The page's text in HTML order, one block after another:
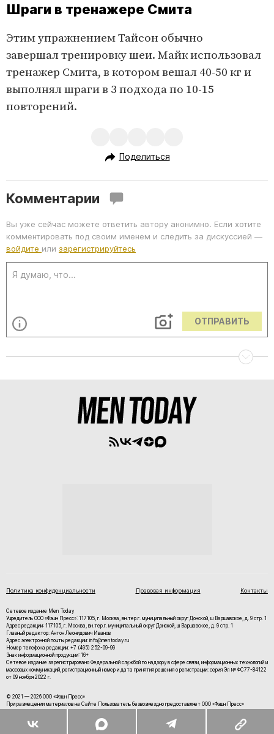
Шраги в тренажере Смита
Этим упражнением Тайсон обычно
завершал тренировку шеи. Майк использовал
тренажер Смита, в котором вешал 40-50 кг и
выполнял шраги в 3 подхода по 10-15
повторений.
Поделиться
Комментарии
Вы уже сейчас можете ответить автору анонимно. Если хотите
комментировать под своим именем и следить за дискуссией —
войдите или зарегистрируйтесь
ОТПРАВИТЬ
Политика конфиденциальности Правовая информация Контакты
Сетевое издание Men Today
Учредитель ООО «Фэшн Пресс»: 117105, г. Москва, вн.тер.г. муниципальный округ Донской, ш Варшавское, д. 9 стр. 1
Адрес редакции: 117105, г. Москва, вн.тер.г. муниципальный округ Донской, ш Варшавское, д. 9 стр. 1
Главный редактор: Антон Леонидович Иванов
Адрес электронной почты редакции: info@mentoday.ru
Номер телефона редакции: +7 (495) 252-09-99
Знак информационной продукции: 16+
Cетевое издание зарегистрировано Федеральной службой по надзору в сфере связи, информационных технологий и
массовых коммуникаций, регистрационный номер и дата принятия решения о регистрации: серия Эл № ФС77-84122
от 09 ноября 2022 г.
© 2021 — 2026 ООО «Фэшн Пресс»
При размещении материалов на Сайте Пользователь безвозмездно предоставляет ООО «Фэшн Пресс»
произведений, а также на демонстрацию материалов и доведение их до всеобщего сведения.